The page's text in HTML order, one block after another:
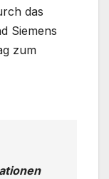
das
Siemens
zum